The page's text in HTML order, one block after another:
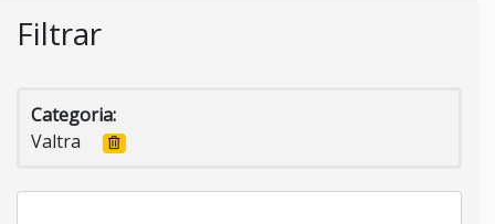
Filtrar
Categoria:
Valtra